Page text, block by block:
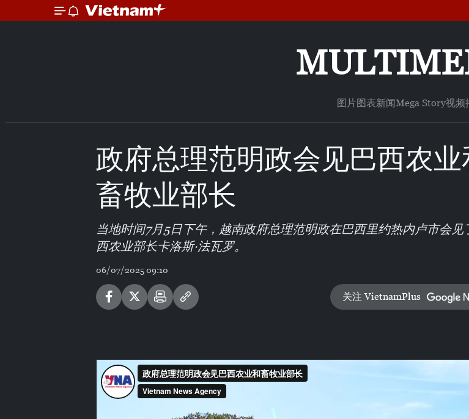
图片图表新闻Mega Story视频
政府总理范明政会见巴西农业
畜牧业部长
当地时间7月5日下午，越南政府总理范明政在巴西里约热内卢市会见
西农业部长卡洛斯·法瓦罗。
06/07/2025 09:10
关注 VietnamPlus